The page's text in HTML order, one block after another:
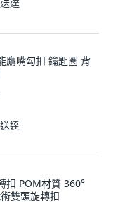
鷹嘴勾扣 鑰匙圈 背
達
扣 POM材質 360°
雙頭旋轉扣